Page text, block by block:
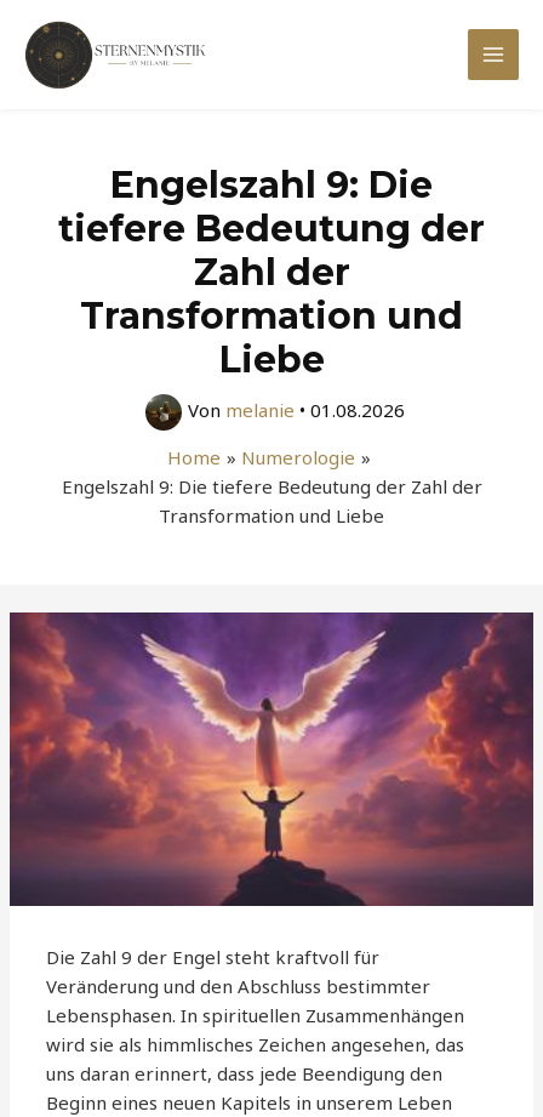
Inhalt
springen
Main
Engelszahl 9: Die
tiefere Bedeutung der
Zahl der
Transformation und
Liebe
Von melanie • 01.08.2026
Home
Numerologie
Engelszahl 9: Die tiefere Bedeutung der Zahl der
Transformation und Liebe
Die Zahl 9 der Engel steht kraftvoll für
Veränderung und den Abschluss bestimmter
Lebensphasen. In spirituellen Zusammenhängen
wird sie als himmlisches Zeichen angesehen, das
uns daran erinnert, dass jede Beendigung den
Beginn eines neuen Kapitels in unserem Leben